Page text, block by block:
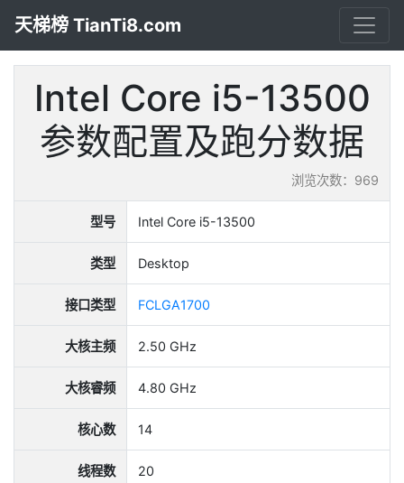
天梯榜 TianTi8.com
Intel Core i5-13500
参数配置及跑分数据
浏览次数：969
型号 Intel Core i5-13500
类型 Desktop
接口类型 FCLGA1700
大核主频 2.50 GHz
大核睿频 4.80 GHz
核心数 14
线程数 20